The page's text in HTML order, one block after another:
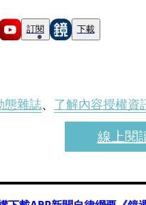
訂閱 下載
態雜誌、 了解內容授權資
線上閱